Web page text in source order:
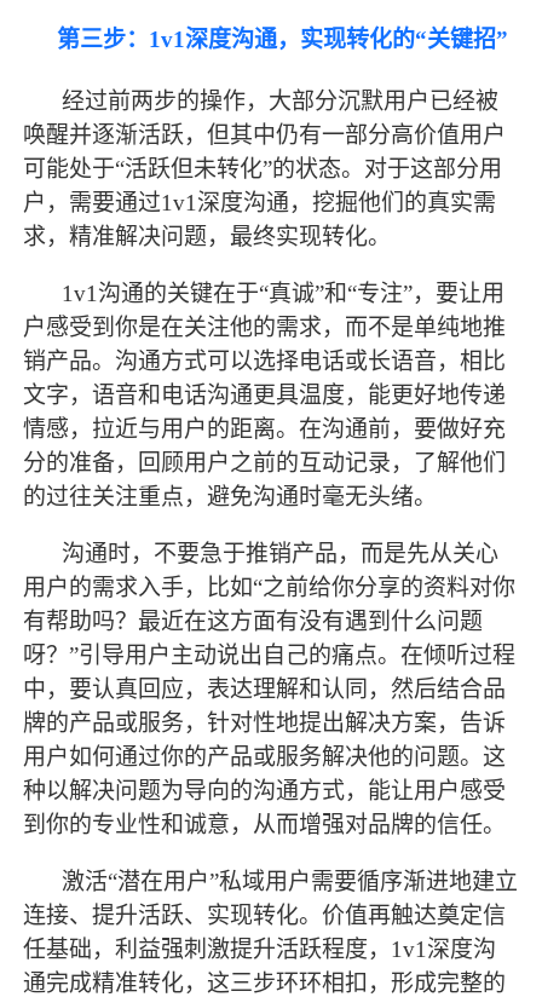
第三步： 1v1深度沟通，实现转化的“关键招”
经过前两步的操作，大部分沉默用户已经被
唤醒并逐渐活跃，但其中仍有一部分高价值用户
可能处于“活跃但未转化”的状态。对于这部分用
户，需要通过1v1深度沟通，挖掘他们的真实需
求，精准解决问题， 最终实现转化。
1v1沟通的关键在于“真诚”和“专注”，要让用
户感受到你是在关注他的需求，而不是单纯地推
销产品。沟通方式可以选择电话或长语音，相比
文字，语音和电话沟通更具温度，能更好地传递
情感，拉近与用户的距离。在沟通前，要做好充
分的准备，回顾用户之前的互动记录，了解他们
的过往关注重点，避免沟通时毫无头绪。
沟通时，不要急于推销产品，而是先从关心
用户的需求入手，比如“之前给你分享的资料对你
有帮助吗？ 最近在这方面有没有遇到什么问题
呀？”引导用户主动说出自己的痛点。在倾听过程
中，要认真回应，表达理解和认同，然后结合品
牌的产品或服务，针对性地提出解决方案，告诉
用户如何通过你的产品或服务解决他的问题。这
种以解决问题为导向的沟通方式，能让用户感受
到你的专业性和诚意，从而增强对品牌的信任。
激活“潜在用户”私域用户需要循序渐进地建立
连接、提升活跃、实现转化。价值再触达奠定信
任基础，利益强刺激提升活跃程度，1v1深度沟
通完成精准转化，这三步环环相扣，形成完整的